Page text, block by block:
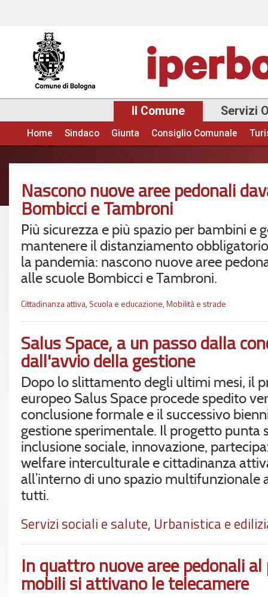
Il Comune Servizi
Menu principale
Home Sindaco Giunta Consiglio Comunale
Nascono nuove aree pedonali
Bombicci e Tambroni
Più sicurezza e più spazio per bambini e
mantenere il distanziamento
la pandemia: nascono nuove aree
alle scuole Bombicci e Tambroni.
Cittadinanza attiva,Scuola e educazione,Mobilità e strade
Salus Space, a un passo dalla
dall'avvio della gestione
Dopo lo slittamento degli ultimi mesi, il
europeo Salus Space procede spedito
conclusione formale e il successivo
gestione sperimentale. Il progetto punta
inclusione sociale, innovazione,
welfare interculturale e cittadinanza
all’interno di uno spazio multifunzionale
tutti.
Servizi sociali e salute, Urbanistica e
In quattro nuove aree pedonali
mobili si attivano le telecamere